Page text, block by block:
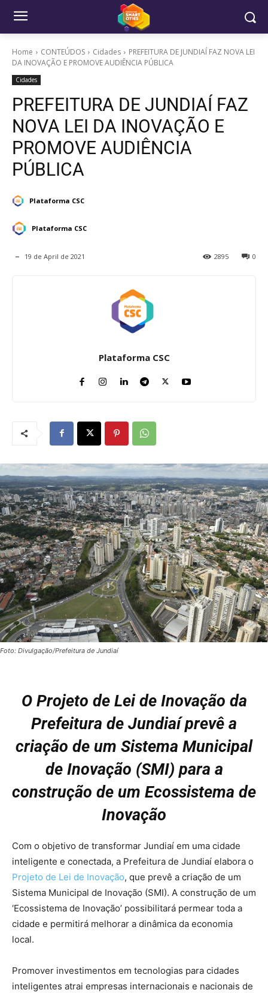
Home CONTEÚDOS Cidades
PREFEITURA DE JUNDIAÍ FAZ NOVA LEI
DA INOVAÇÃO E PROMOVE AUDIÊNCIA PÚBLICA
Cidades
PREFEITURA DE JUNDIAÍ FAZ
NOVA LEI DA INOVAÇÃO E
PROMOVE AUDIÊNCIA
PÚBLICA
Plataforma CSC
Plataforma CSC
19 de April de 2021 0
2895
Plataforma CSC
Foto: Divulgação/Prefeitura de Jundiaí
O Projeto de Lei de Inovação da
Prefeitura de Jundiaí prevê a
criação de um Sistema Municipal
de Inovação (SMI) para a
construção de um Ecossistema de
Inovação
Com o objetivo de transformar Jundiaí em uma cidade
inteligente e conectada, a Prefeitura de Jundiaí elabora o
Projeto de Lei de Inovação, que prevê a criação de um
Sistema Municipal de Inovação (SMI). A construção de um
‘Ecossistema de Inovação’ possibilitará permear toda a
cidade e permitirá melhorar a dinâmica da economia
local.
Promover investimentos em tecnologias para cidades
inteligentes atrai empresas internacionais e nacionais de